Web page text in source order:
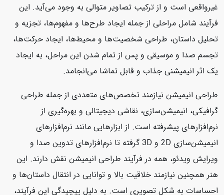
غیرواقعی است و از ترکیب تصاویر متوالی به وجود می‌آید. این
فرآیند شامل مراحلی از جمله ایجاد طرح‌ها و مفهوم‌ها، تجزیه و
تحلیل داستان، طراحی شخصیت‌ها و محیط‌ها، ایجاد حرکت‌ها،
تجسم صدا و موسیقی و پس از تمام شدن این مراحل، به ایجاد
یک اثر انیمیشنی جذاب و قابل تماشا می‌انجامد.
طراحی انیمیشن نیازمند تخصص‌های متعددی از جمله طراحی
گرافیکی، انیمیشن‌سازی، نقاشی دیجیتالی و بهره‌گیری از
نرم‌افزارهای پیشرفته است. از ابزارهایی مانند نرم‌افزارهای
انیمیشن‌سازی 2D و 3D گرفته تا نرم‌افزارهای تدوین صدا و
ویرایش ویدئو، همه در فرآیند طراحی انیمیشن نقش دارند. این
هنر همچنین نیازمند خلاقیت بالا و توانایی در انتقال داستان‌ها و
احساسات به شکل تصویری است. به دلیل پیچیدگی این فرآیند،